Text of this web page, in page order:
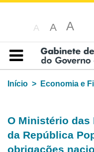
A A A
Índice
Início
Economia e
O Ministério das
da República
obrigações